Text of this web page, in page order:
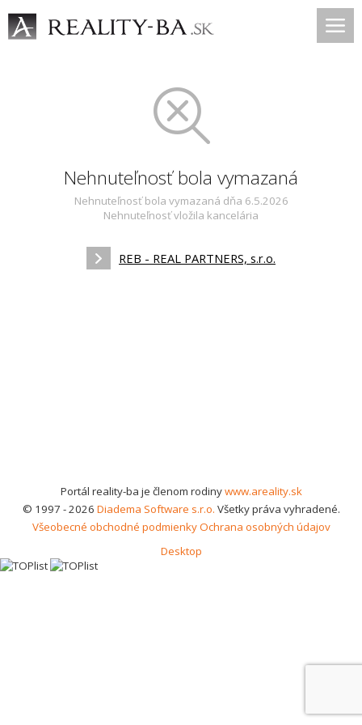
Nehnuteľnosť bola vymazaná
Nehnuteľnosť bola vymazaná dňa 6.5.2026
Nehnuteľnosť vložila kancelária
REB - REAL PARTNERS, s.r.o.
Portál reality-ba je členom rodinywww.areality.sk
© 1997 - 2026 Diadema Software s.r.o. Všetky práva vyhradené.
Všeobecné obchodné podmienkyOchrana osobných údajov
Desktop